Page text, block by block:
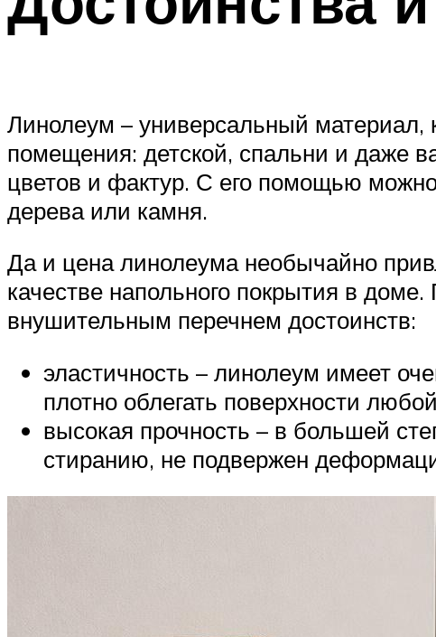
Линолеум – универсальный
помещения: детской, спальни и даже
цветов и фактур. С его помощью
дерева или камня.
Да и цена линолеума необычайно
качестве напольного покрытия в
внушительным перечнем достоинств:
эластичность – линолеум имеет
плотно облегать поверхности
высокая прочность – в большей
стиранию, не подвержен